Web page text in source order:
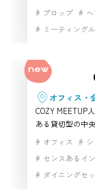
雰囲気を活かし
チンを備え、襖
ートレート、コ
プロップ
ミーティング
日本家屋
歴史的建築
階段
駅近
オフィス・
COZY MEETUP
ある貸切型の中
には、テーブル
影、商品撮影、
具を動かして会
オフィス
センスあるイ
ダイニングセ